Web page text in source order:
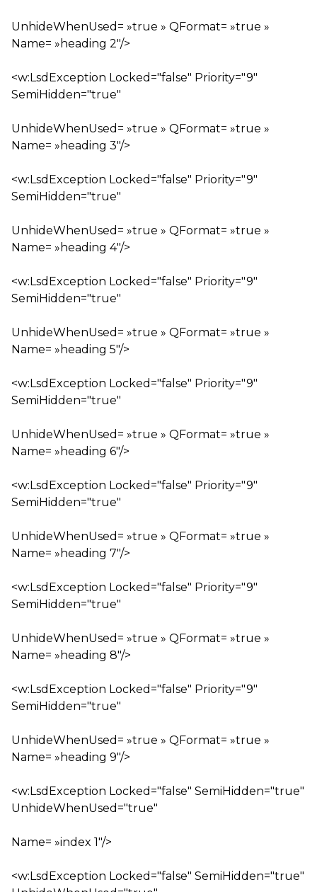
UnhideWhenUsed= »true » QFormat= »true »
Name= »heading 2″/>
<w:LsdException Locked="false" Priority="9"
SemiHidden="true"
UnhideWhenUsed= »true » QFormat= »true »
Name= »heading 3″/>
<w:LsdException Locked="false" Priority="9"
SemiHidden="true"
UnhideWhenUsed= »true » QFormat= »true »
Name= »heading 4″/>
<w:LsdException Locked="false" Priority="9"
SemiHidden="true"
UnhideWhenUsed= »true » QFormat= »true »
Name= »heading 5″/>
<w:LsdException Locked="false" Priority="9"
SemiHidden="true"
UnhideWhenUsed= »true » QFormat= »true »
Name= »heading 6″/>
<w:LsdException Locked="false" Priority="9"
SemiHidden="true"
UnhideWhenUsed= »true » QFormat= »true »
Name= »heading 7″/>
<w:LsdException Locked="false" Priority="9"
SemiHidden="true"
UnhideWhenUsed= »true » QFormat= »true »
Name= »heading 8″/>
<w:LsdException Locked="false" Priority="9"
SemiHidden="true"
UnhideWhenUsed= »true » QFormat= »true »
Name= »heading 9″/>
<w:LsdException Locked="false" SemiHidden="true"
UnhideWhenUsed="true"
Name= »index 1″/>
<w:LsdException Locked="false" SemiHidden="true"